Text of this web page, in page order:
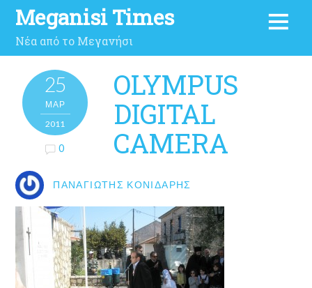
Meganisi Times
Νέα από το Μεγανήσι
25
ΜΑΡ
2011
0
OLYMPUS
DIGITAL
CAMERA
ΠΑΝΑΓΙΏΤΗΣ ΚΟΝΙΔΆΡΗΣ